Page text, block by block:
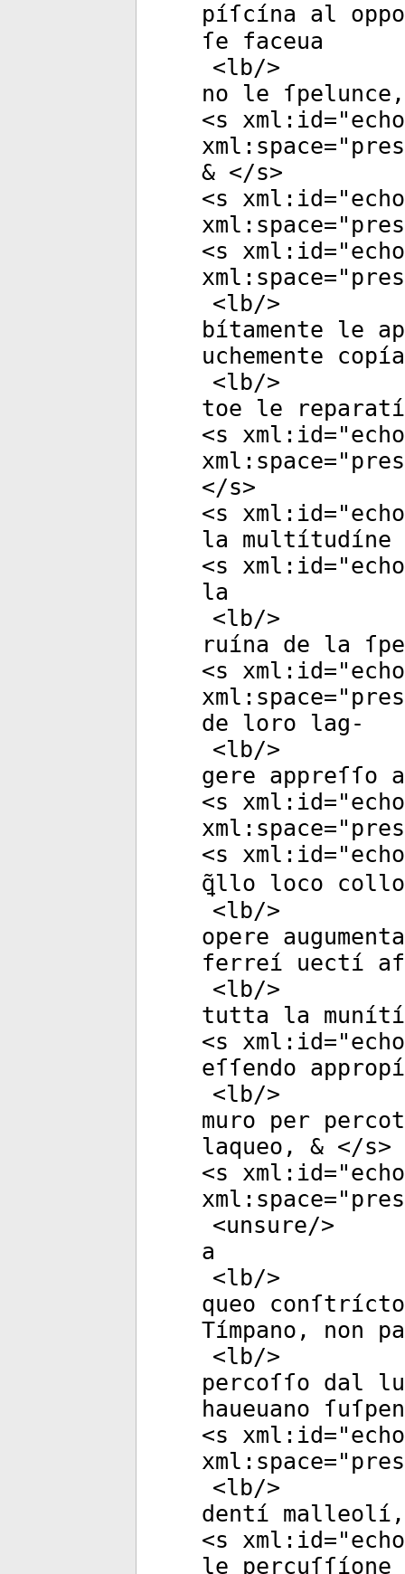
píſcína al
ſe faceua
<lb/>
no le
<s xml:id="
xml:space="
& </s>
<s xml:id="
xml:space="
<s xml:id="
xml:space="
<lb/>
bítamente le
uchemente
<lb/>
toe le
<s xml:id="
xml:space="
</s>
<s xml:id="
la multítudíne
<s xml:id="
la
<lb/>
ruína de la
<s xml:id="
xml:space="
de loro lag-
<lb/>
gere appreſſo
<s xml:id="
xml:space="
<s xml:id="
ꝗ̃llo loco
<lb/>
opere
ferreí uectí
<lb/>
tutta la
<s xml:id="
eſſendo
<lb/>
muro per
laqueo, & </s>
<s xml:id="
xml:space="
<unsure/>
a
<lb/>
queo
Tímpano, non
<lb/>
percoſſo dal
haueuano
<s xml:id="
xml:space="
<lb/>
dentí
<s xml:id="
le